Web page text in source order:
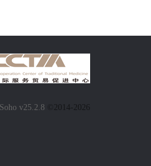
v25.2.8 ©2014-2026